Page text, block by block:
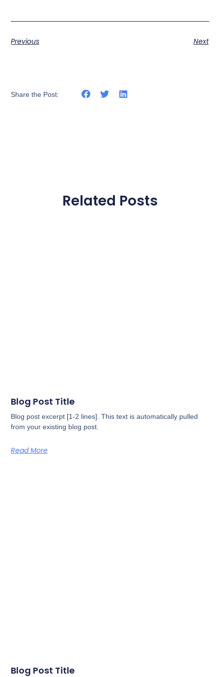
Previous Next
Share the Post:
Related Posts
Blog Post Title
Blog post excerpt [1-2 lines]. This text is automatically pulled
from your existing blog post.
Read More
Blog Post Title